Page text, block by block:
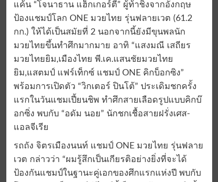
แค้น “โจนาธาน แฮ็กเกอร์ตี้” ผู้ท้าชิงจากอังกฤษ
ป้องแชมป์โลก ONE มวยไทย รุ่นฟลายเวต (61.2
กก.) ให้ได้เป็นสมัยที่ 2 นอกจากนี้ยังมีขุนพลนัก
มวยไทยขึ้นทำศึกมากมาย อาทิ “แสงมณี เสถียร
มวยไทยยิม,เมืองไทย พี.เค.แสนชัยมวยไทย
ยิม,แสตมป์ แฟร์เท็กซ์ แชมป์ ONE คิกบ็อกซิง”
พร้อมการเปิดตัว “วิกเตอร์ ปินโต้” ประเดิมชกครั้ง
แรกในวันแชมเปี้ยนชิพ ทำศึกสายเลือดรูปแบบคิกบ๊
อกซิ่ง พบกับ “อดัม นอย” นักชกเชื้อสายฝรั่งเศส-
แอลจีเรีย
รถถัง จิตรเมืองนนท์ แชมป์ ONE มวยไทย รุ่นฟลาย
เวต กล่าวว่า “ผมรู้สึกเป็นเกียรติอย่างยิ่งที่จะได้
ป้องกันแชมป์ในฐานะคู่เอกของศึกแรกแห่งปี พบกับ